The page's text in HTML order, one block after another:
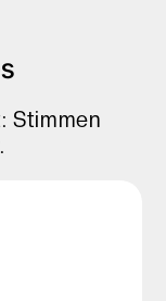
Stimmen